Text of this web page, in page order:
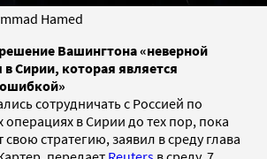
Hamed
Вашингтона «неверной
Сирии, которая является
сотрудничать с Россией по
операциях в Сирии до тех пор, пока
стратегию, заявил в среду глава